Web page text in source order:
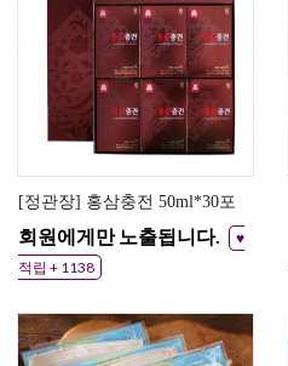
[정관장] 홍삼충전 50ml*30포
회원에게만 노출됩니다.
♥
적립 + 1138